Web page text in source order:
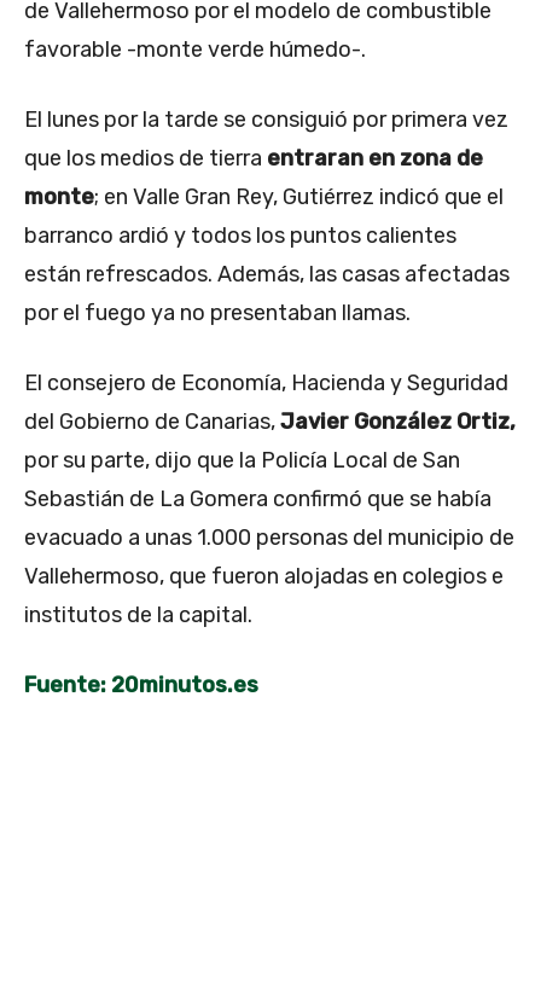
de Vallehermoso por el modelo de combustible
favorable -monte verde húmedo-.
El lunes por la tarde se consiguió por primera vez
que los medios de tierra entraran en zona de
monte; en Valle Gran Rey, Gutiérrez indicó que el
barranco ardió y todos los puntos calientes
están refrescados. Además, las casas afectadas
por el fuego ya no presentaban llamas.
El consejero de Economía, Hacienda y Seguridad
del Gobierno de Canarias,Javier González Ortiz,
por su parte, dijo que la Policía Local de San
Sebastián de La Gomera confirmó que se había
evacuado a unas 1.000 personas del municipio de
Vallehermoso, que fueron alojadas en colegios e
institutos de la capital.
Fuente: 20minutos.es